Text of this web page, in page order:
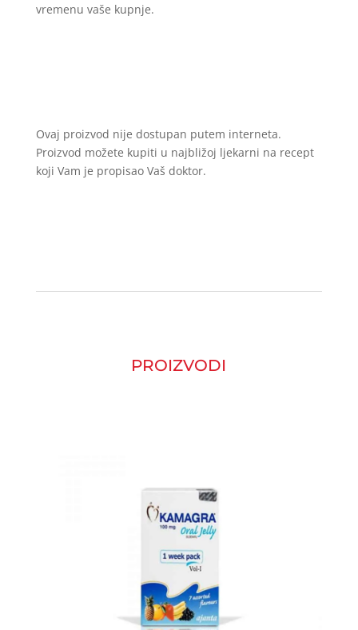
vremenu vaše kupnje.
Ovaj proizvod nije dostupan putem interneta.
Proizvod možete kupiti u najbližoj ljekarni na recept
koji Vam je propisao Vaš doktor.
PROIZVODI